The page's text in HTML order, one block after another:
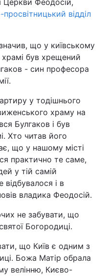
Церкви Феодосій,
відділ
що у київському
був хрещений
- син професора
у тодішнього
храму на
Булгаков і був
Хто читав його
що у нашому місті
практично те саме,
у тій самій
відбувалося і в
владика Феодосій.
не забувати, що
Богородиці.
що Київ є одним з
Божа Матір обрала
велінню, Києво-